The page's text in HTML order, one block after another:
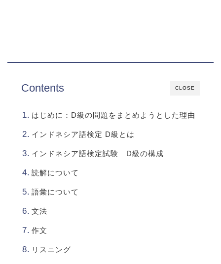
CLOSE
Contents
はじめに：D級の問題をまとめようとした理由
インドネシア語検定 D級とは
インドネシア語検定試験 D級の構成
読解について
語彙について
文法
作文
リスニング